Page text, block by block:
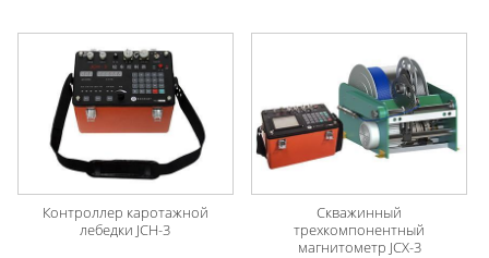
Контроллер каротажной
лебедки JCH-3
Скважинный
трехкомпонентный
магнитометр JCX-3